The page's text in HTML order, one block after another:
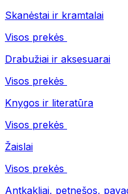
Skanėstai ir kramtalai
Visos prekės
Drabužiai ir aksesuarai
Visos prekės
Knygos ir literatūra
Visos prekės
Žaislai
Visos prekės
Antkakliai, petnešos,